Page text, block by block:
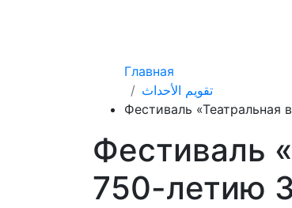
Главная
تقويم الأحداث
Фестиваль
Фестиваль
750-летию